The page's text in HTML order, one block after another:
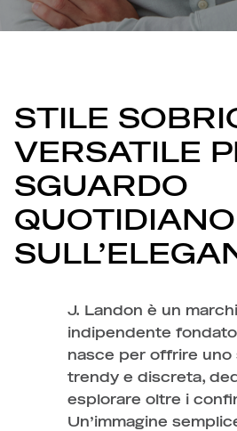
STILE
VERSATILE
SGUARDO
QUOTIDIANO
J. Landon è un
indipendente
nasce per offrire uno
trendy e discreta,
esplorare oltre i
Un’immagine